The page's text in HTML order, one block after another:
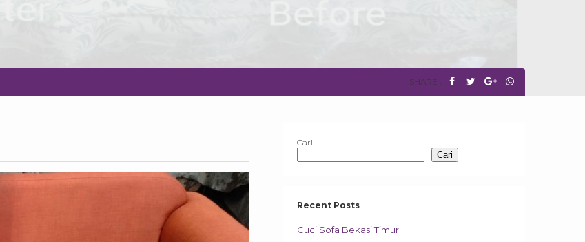
SHARE :
Cari
Cari
Recent Posts
Cuci Sofa Bekasi Timur